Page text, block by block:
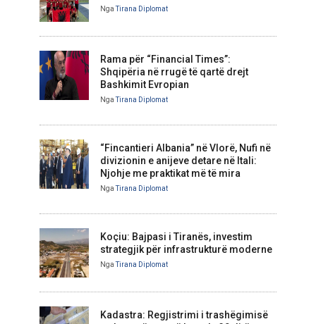
NgaTirana Diplomat
Rama për “Financial Times”:
Shqipëria në rrugë të qartë drejt
Bashkimit Evropian
NgaTirana Diplomat
“Fincantieri Albania” në Vlorë, Nufi në
divizionin e anijeve detare në Itali:
Njohje me praktikat më të mira
NgaTirana Diplomat
Koçiu: Bajpasi i Tiranës, investim
strategjik për infrastrukturë moderne
NgaTirana Diplomat
Kadastra: Regjistrimi i trashëgimisë